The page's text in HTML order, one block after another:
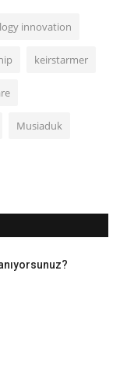
innovation
keirstarmer
Musiaduk